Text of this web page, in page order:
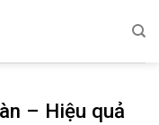
– Hiệu quả